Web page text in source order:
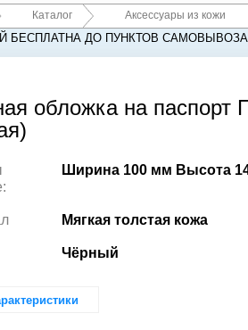
Каталог Аксессуары из кожи
БЕСПЛАТНА ДО ПУНКТОВ
обложка на паспорт
Ширина 100 мм Высота
Мягкая толстая кожа
Чёрный